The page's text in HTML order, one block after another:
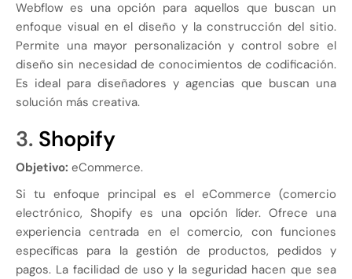
Webflow es una opción para aquellos que buscan un
enfoque visual en el diseño y la construcción del sitio.
Permite una mayor personalización y control sobre el
diseño sin necesidad de conocimientos de codificación.
Es ideal para diseñadores y agencias que buscan una
solución más creativa.
3. Shopify
Objetivo: eCommerce.
Si tu enfoque principal es el eCommerce (comercio
electrónico, Shopify es una opción líder. Ofrece una
experiencia centrada en el comercio, con funciones
específicas para la gestión de productos, pedidos y
pagos. La facilidad de uso y la seguridad hacen que sea